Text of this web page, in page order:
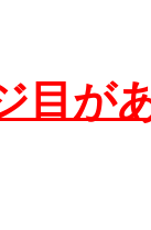
目が